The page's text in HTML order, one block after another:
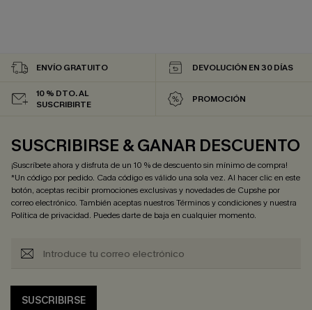
ENVÍO GRATUITO DEVOLUCIÓN EN 30 DÍAS
10 % DTO. AL
SUSCRIBIRTE
PROMOCIÓN
SUSCRIBIRSE & GANAR DESCUENTO
¡Suscríbete ahora y disfruta de un 10 % de descuento sin mínimo de compra!
*Un código por pedido. Cada código es válido una sola vez. Al hacer clic en este
botón, aceptas recibir promociones exclusivas y novedades de Cupshe por
correo electrónico. También aceptas nuestrosTérminos y condicionesy nuestra
Política de privacidad. Puedes darte de baja en cualquier momento.
SUSCRIBIRSE